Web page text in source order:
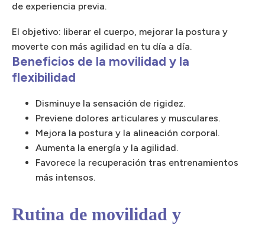
de experiencia previa.
El objetivo: liberar el cuerpo, mejorar la postura y
moverte con más agilidad en tu día a día.
Beneficios de la movilidad y la
flexibilidad
Disminuye la sensación de rigidez.
Previene dolores articulares y musculares.
Mejora la postura y la alineación corporal.
Aumenta la energía y la agilidad.
Favorece la recuperación tras entrenamientos
más intensos.
Rutina de movilidad y